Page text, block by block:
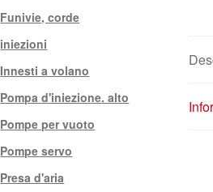
Funivie, corde
iniezioni
Innesti a volano
Pompa d'iniezione. alto
Pompe per vuoto
Pompe servo
Presa d'aria